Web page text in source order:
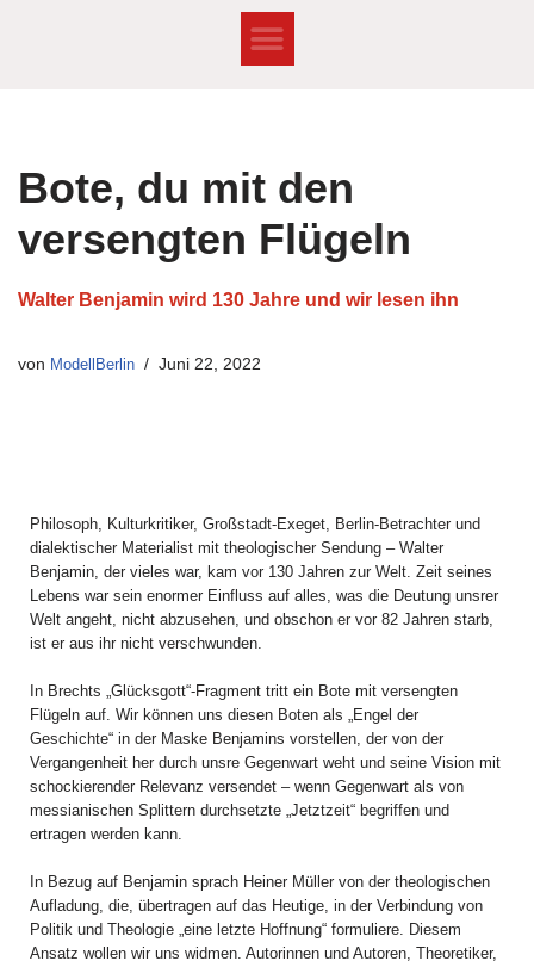
Bote, du mit den
versengten Flügeln
Walter Benjamin wird 130 Jahre und wir lesen ihn
von ModellBerlin Juni 22, 2022
Philosoph, Kulturkritiker, Großstadt-Exeget, Berlin-Betrachter und
dialektischer Materialist mit theologischer Sendung – Walter
Benjamin, der vieles war, kam vor 130 Jahren zur Welt. Zeit seines
Lebens war sein enormer Einfluss auf alles, was die Deutung unsrer
Welt angeht, nicht abzusehen, und obschon er vor 82 Jahren starb,
ist er aus ihr nicht verschwunden.
In Brechts „Glücksgott“-Fragment tritt ein Bote mit versengten
Flügeln auf. Wir können uns diesen Boten als „Engel der
Geschichte“ in der Maske Benjamins vorstellen, der von der
Vergangenheit her durch unsre Gegenwart weht und seine Vision mit
schockierender Relevanz versendet – wenn Gegenwart als von
messianischen Splittern durchsetzte „Jetztzeit“ begriffen und
ertragen werden kann.
In Bezug auf Benjamin sprach Heiner Müller von der theologischen
Aufladung, die, übertragen auf das Heutige, in der Verbindung von
Politik und Theologie „eine letzte Hoffnung“ formuliere. Diesem
Ansatz wollen wir uns widmen. Autorinnen und Autoren, Theoretiker,